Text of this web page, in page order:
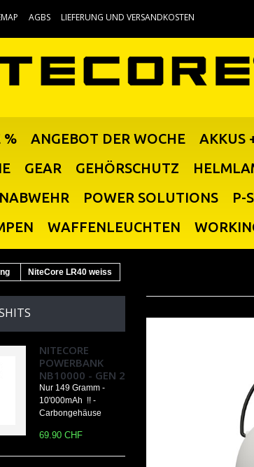
AGBS LIEFERUNG UND VERSANDKOSTEN
% ANGEBOT DER WOCHE AKKUS
GEAR GEHÖRSCHUTZ
POWER SOLUTIONS P-
WAFFENLEUCHTEN
NiteCore LR40 weiss
NITECORE
POWERBANK
NB10000 - GEN 2
Nur 149 Gramm -
10'000mAh !! -
Carbongehäuse
69.90 CHF